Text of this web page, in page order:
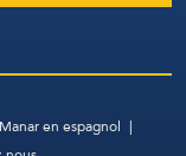
en espagnol